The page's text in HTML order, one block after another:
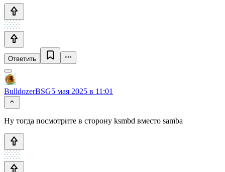
Ответить
BulldozerBSG5 мая 2025 в 11:01
Ну тогда посмотрите в сторону ksmbd вместо samba